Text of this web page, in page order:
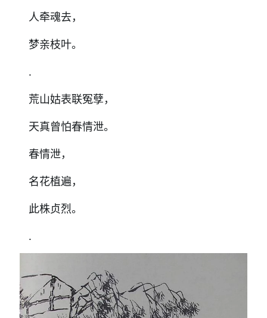
人牵魂去，
梦亲枝叶。
.
荒山姑表联冤孽，
天真曾怕春情泄。
春情泄，
名花植遍，
此株贞烈。
.